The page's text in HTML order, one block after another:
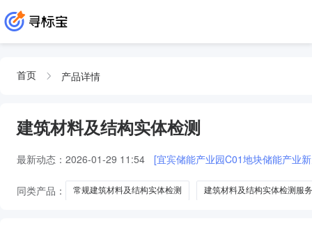
首页 产品详情
建筑材料及结构实体检测
最新动态： 2026-01-29 11:54 [宜宾储能产业园C01地块储能产业
同类产品： 常规建筑材料及结构实体检测 建筑材料及结构实体检测服务